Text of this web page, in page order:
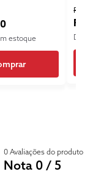
estoque
R$
R$
0 Avaliações do produto
Nota 0 / 5